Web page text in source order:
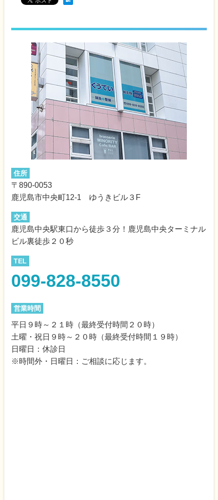
住所
〒890-0053
鹿児島市中央町12-1 ゆうきビル３F
交通
鹿児島中央駅東口から徒歩３分！鹿児島中央ターミナル
ビル裏徒歩２０秒
TEL
099-828-8550
営業時間
平日９時～２１時（最終受付時間２０時）
土曜・祝日９時～２０時（最終受付時間１９時）
日曜日：休診日
※時間外・日曜日：ご相談に応じます。